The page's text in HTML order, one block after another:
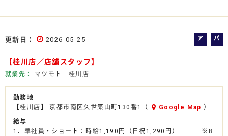
更新日 2026-05-25
ア
ル
パ
ー
【桂川店／店舗スタッフ】
就業先 マツモト 桂川店
勤務地
【桂川店】 京都市南区久世築山町130番1（
Google Map ）
給与
1．準社員・ショート：時給1,190円（日祝1,290円） ※8